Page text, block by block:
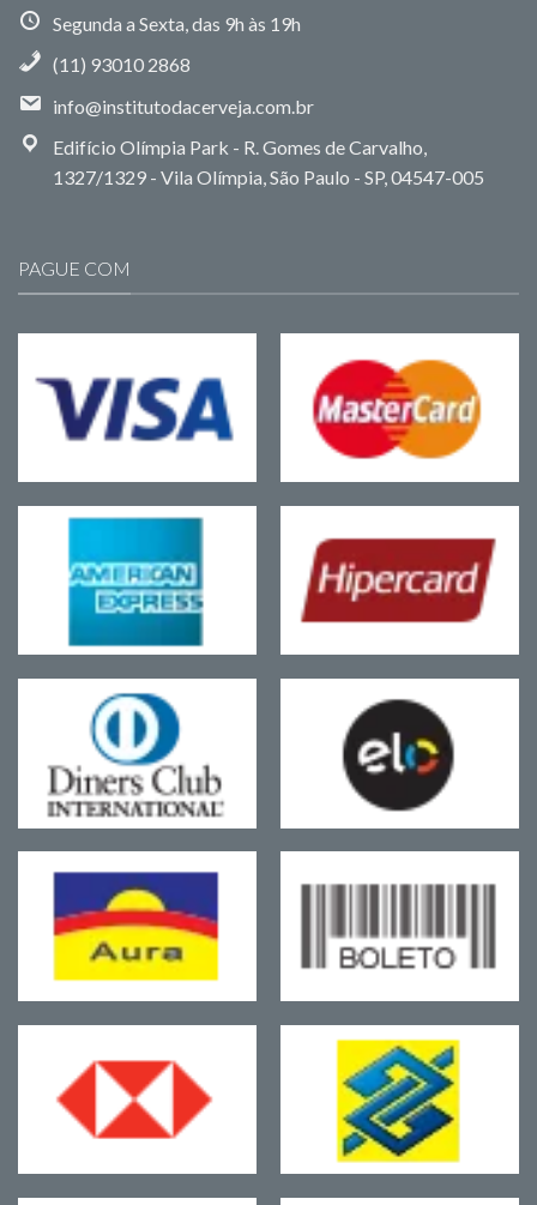
Segunda a Sexta, das 9h às 19h
(11) 93010 2868
info@institutodacerveja.com.br
Edifício Olímpia Park - R. Gomes de Carvalho,
1327/1329 - Vila Olímpia, São Paulo - SP, 04547-005
PAGUE COM